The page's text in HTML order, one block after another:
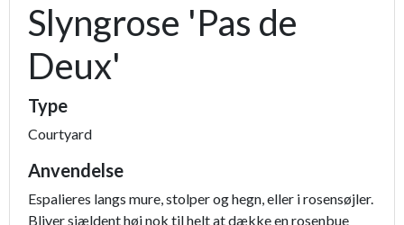
Slyngrose 'Pas de
Deux'
Type
Courtyard
Anvendelse
Espalieres langs mure, stolper og hegn, eller i rosensøjler.
Bliver sjældent høj nok til helt at dække en rosenbue